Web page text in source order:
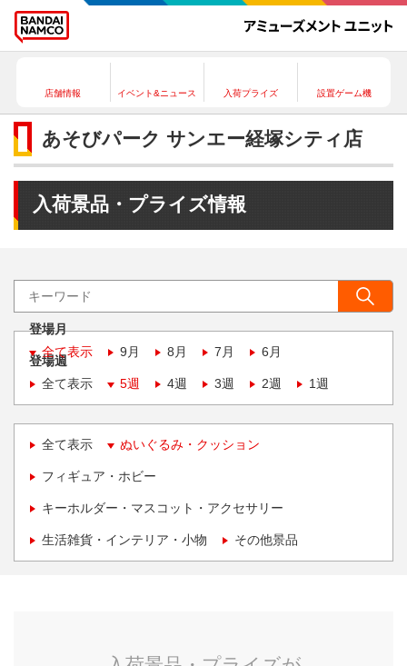
店舗情報 イベント&ニュース 入荷プライズ 設置ゲーム機
あそびパーク サンエー経塚シティ店
入荷景品・プライズ情報
登場月
全て表示
9月 8月 7月 6月
登場週
全て表示
5週 4週 3週 2週 1週
全て表示 ぬいぐるみ・クッション
フィギュア・ホビー
キーホルダー・マスコット・アクセサリー
生活雑貨・インテリア・小物 その他景品